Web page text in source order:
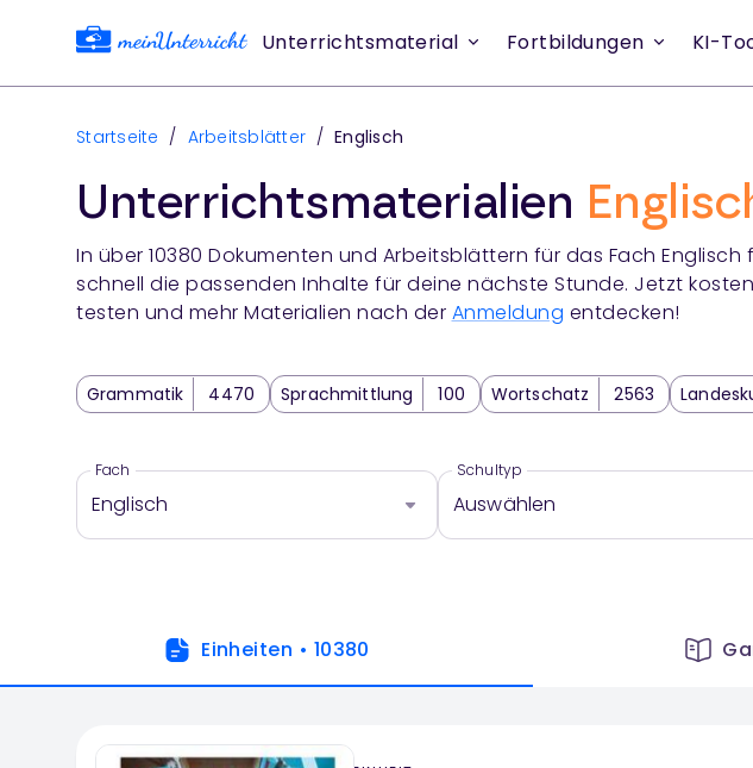
Unterrichtsmaterial Fortbildungen KI-
Startseite / Arbeitsblätter / Englisch
Unterrichtsmaterialien
In über 10380 Dokumenten und Arbeitsblättern für das Fach Englisch
schnell die passenden Inhalte für deine nächste Stunde. Jetzt
testen und mehr Materialien nach der Anmeldung entdecken!
Grammatik 4470 Sprachmittlung 100 Wortschatz 2563
Business English
197 Englisch Klassenarbeit 22
Fach
Englisch
Schultyp
Auswählen
Einheiten • 10380